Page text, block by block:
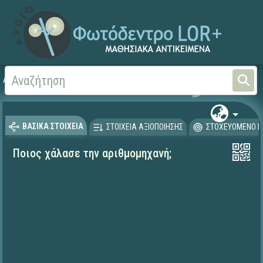
Αρχική
ΒΑΣΙΚΑ ΣΤΟΙΧΕΙΑ ΣΤΟΙΧΕΙΑ ΑΞΙΟΠΟΙΗΣΗΣ ΣΤΟΧΕΥΟΜΕΝΟ
Ποιος χάλασε την αριθμομηχανή;